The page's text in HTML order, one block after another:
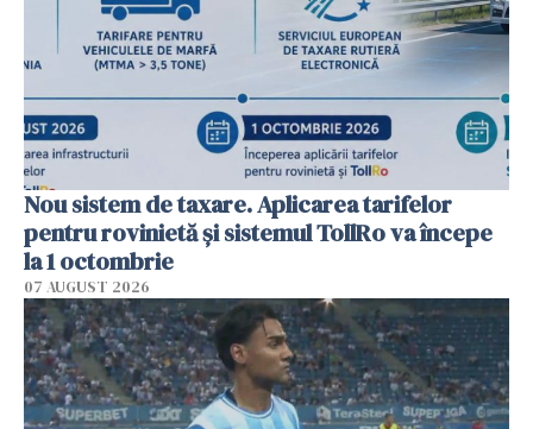
Nou sistem de taxare. Aplicarea tarifelor
pentru rovinietă şi sistemul TollRo va începe
la 1 octombrie
07 AUGUST 2026